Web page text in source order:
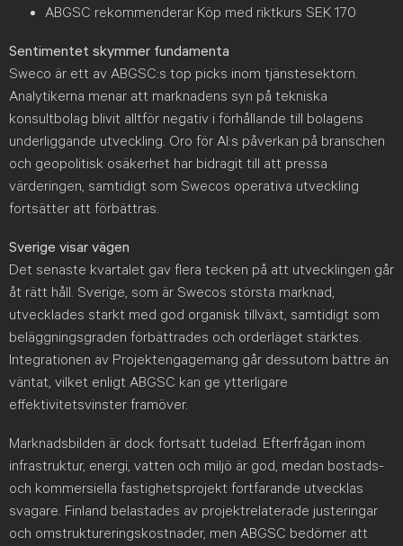
ABGSC rekommenderar Köp med riktkurs SEK 170
Sentimentet skymmer fundamenta
Sweco är ett av ABGSC:s top picks inom tjänstesektorn.
Analytikerna menar att marknadens syn på tekniska
konsultbolag blivit alltför negativ i förhållande till bolagens
underliggande utveckling. Oro för AI:s påverkan på branschen
och geopolitisk osäkerhet har bidragit till att pressa
värderingen, samtidigt som Swecos operativa utveckling
fortsätter att förbättras.
Sverige visar vägen
Det senaste kvartalet gav flera tecken på att utvecklingen går
åt rätt håll. Sverige, som är Swecos största marknad,
utvecklades starkt med god organisk tillväxt, samtidigt som
beläggningsgraden förbättrades och orderläget stärktes.
Integrationen av Projektengagemang går dessutom bättre än
väntat, vilket enligt ABGSC kan ge ytterligare
effektivitetsvinster framöver.
Marknadsbilden är dock fortsatt tudelad. Efterfrågan inom
infrastruktur, energi, vatten och miljö är god, medan bostads-
och kommersiella fastighetsprojekt fortfarande utvecklas
svagare. Finland belastades av projektrelaterade justeringar
och omstruktureringskostnader, men ABGSC bedömer att